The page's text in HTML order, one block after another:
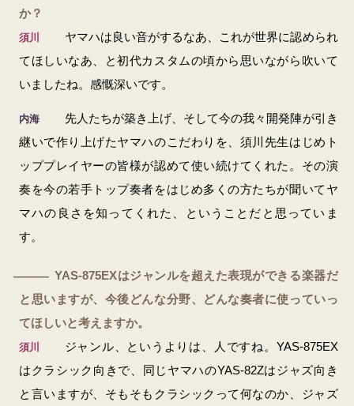
か？
須川
ヤマハは良い音がするなあ、これが世界に認められ
てほしいなあ、と初代カスタムの頃から思いながら吹いて
いましたね。感慨深いです。
内海
先人たちが築き上げ、そして今の我々開発陣が引き
継いで作り上げたヤマハのこだわりを、須川先生はじめト
ッププレイヤーの皆様が認めて使い続けてくれた。その演
奏を今の若手トップ奏者をはじめ多くの方たちが聞いてヤ
マハの良さを知ってくれた、ということだと思っていま
す。
― YAS-875EXはジャンルを超えた表現ができる楽器だ
と思いますが、今後どんな分野、どんな奏者に使っていっ
てほしいと考えますか。
須川
ジャンル、というよりは、人ですね。YAS-875EX
はクラシック向きで、同じヤマハのYAS-82Zはジャズ向き
と言いますが、そもそもクラシックって何なのか、ジャズ